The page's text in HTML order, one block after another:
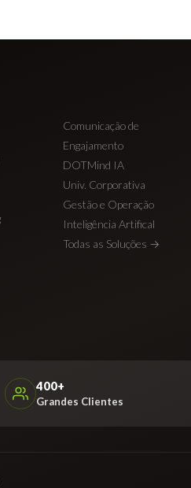
Comunicação de
Engajamento
DOTMind IA
Univ. Corporativa
Gestão e Operação
Inteligência Artifical
Todas as Soluções →
400+
Grandes Clientes